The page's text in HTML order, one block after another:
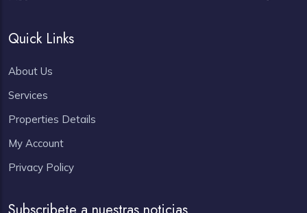
Quick Links
About Us
Services
Properties Details
My Account
Privacy Policy